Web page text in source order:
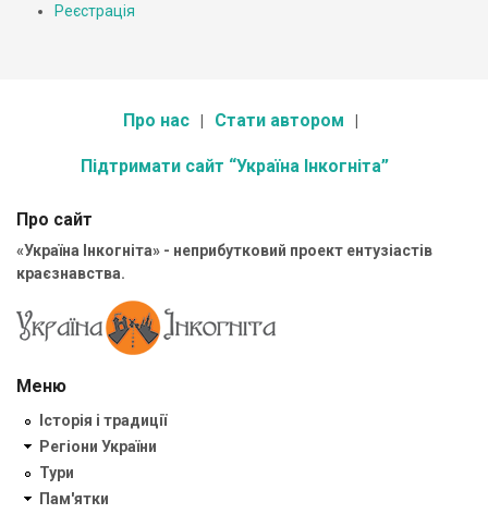
Реєстрація
Про нас Стати автором
Підтримати сайт “Україна Інкогніта”
Про сайт
«Україна Інкогніта» - неприбутковий проект ентузіастів
краєзнавства.
Меню
Історія і традиції
Регіони України
Тури
Пам'ятки